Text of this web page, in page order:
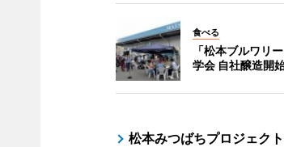
食べる
「松本ブルワリ
学会 自社醸造開
松本みつばちプロジェクト